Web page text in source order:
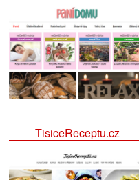
TisiceReceptu.cz